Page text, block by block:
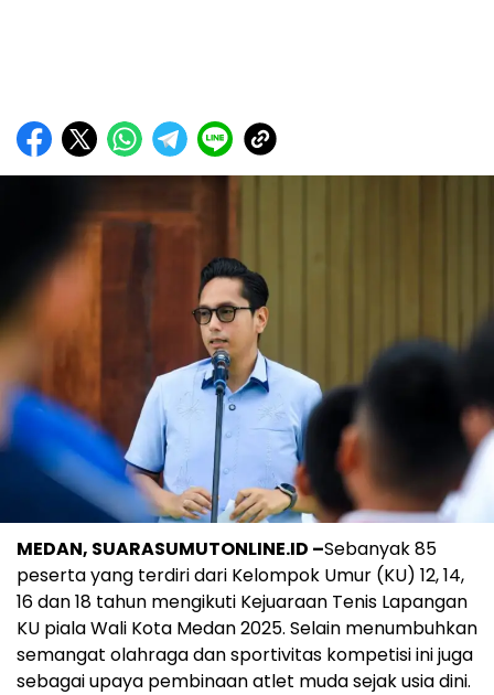
MEDAN, SUARASUMUTONLINE.ID –Sebanyak 85
peserta yang terdiri dari Kelompok Umur (KU) 12, 14,
16 dan 18 tahun mengikuti Kejuaraan Tenis Lapangan
KU piala Wali Kota Medan 2025. Selain menumbuhkan
semangat olahraga dan sportivitas kompetisi ini juga
sebagai upaya pembinaan atlet muda sejak usia dini.